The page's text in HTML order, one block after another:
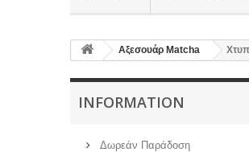
Αξεσουάρ Μatcha
INFORMATION
Δωρεάν Παράδοση